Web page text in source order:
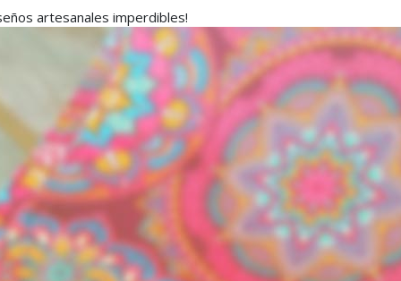
artesanales imperdibles!